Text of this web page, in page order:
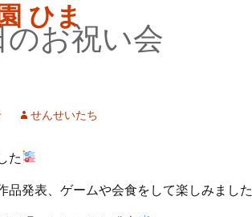
お祝い会
せんせいたち
た
品発表、ゲームや会食をして楽しみました